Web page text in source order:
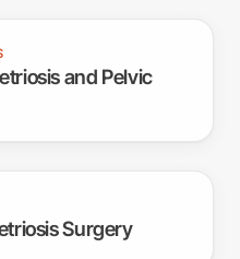
and Pelvic
Surgery